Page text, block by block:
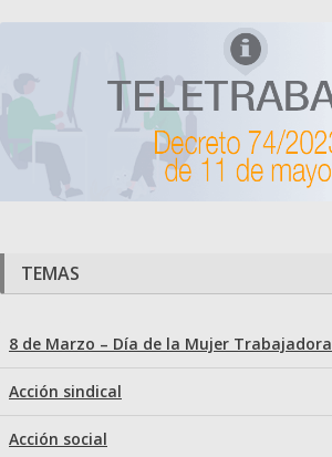
TEMAS
8 de Marzo – Día de la Mujer Trabajadora
Acción sindical
Acción social